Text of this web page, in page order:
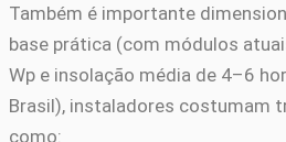
Também é importante
base prática (com módulos
Wp e insolação média de 4–6
Brasil), instaladores costumam
como: